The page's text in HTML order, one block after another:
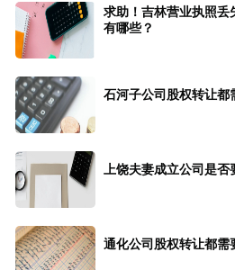
求助！吉林营业执照丢
有哪些？
石河子公司股权转让都
上饶夫妻成立公司是
通化公司股权转让都需